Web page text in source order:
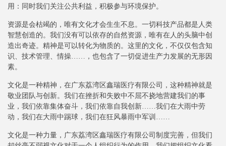
用：同时我们关注公共利益，积极参与环境保护。
资源是会枯竭的，唯有文化才会生生不息。一切科技产品都是人类
智慧创造的。我们没有可以依存的自然资源，唯有在人的头脑中创
造出奇迹。精神是可以转化为物质的。这里的文化，不仅仅包含知
识、技术管理、情操……，也包含了一切促进生产力发展的无形因
素。
文化是一种精神，在广东荔湾区鑫瑞医疗有限公司，这种精神就是
敬业团队与创新。我们在挫折和失败中不屈不挠地营建我们的事
业，我们依靠集体奋斗，我们依靠自我创新……我们在大雨中劳
动，我们在大雨中踢球，我们在狂风暴雨中军训……
文化是一种力量，广东荔湾区鑫瑞医疗有限公司制度完善，但我们